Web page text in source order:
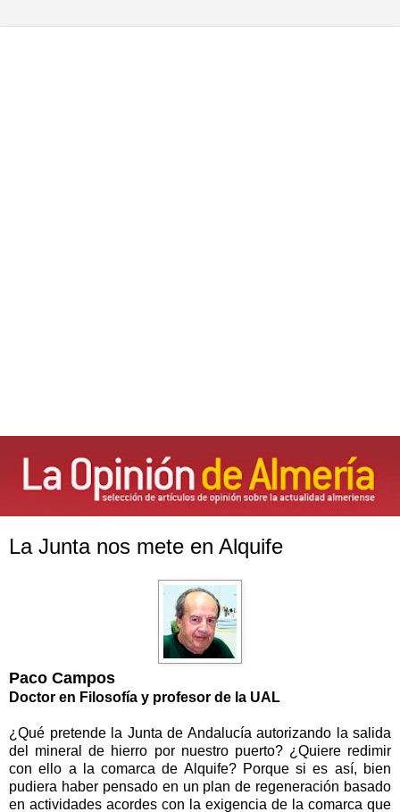
La Junta nos mete en Alquife
Paco Campos
Doctor en Filosofía y profesor de la UAL
¿Qué pretende la Junta de Andalucía autorizando la salida
del mineral de hierro por nuestro puerto? ¿Quiere redimir
con ello a la comarca de Alquife? Porque si es así, bien
pudiera haber pensado en un plan de regeneración basado
en actividades acordes con la exigencia de la comarca que